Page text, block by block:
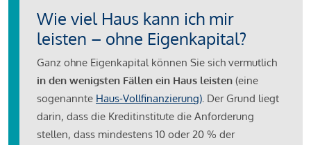
Wie viel Haus kann ich mir
leisten – ohne Eigenkapital?
Ganz ohne Eigenkapital können Sie sich vermutlich
in den wenigsten Fällen ein Haus leisten (eine
sogenannte Haus-Vollfinanzierung). Der Grund liegt
darin, dass die Kreditinstitute die Anforderung
stellen, dass mindestens 10 oder 20 % der